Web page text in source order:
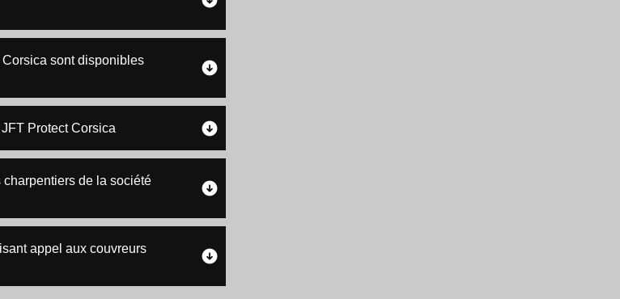
sont disponibles
Protect Corsica
de la société
appel aux couvreurs